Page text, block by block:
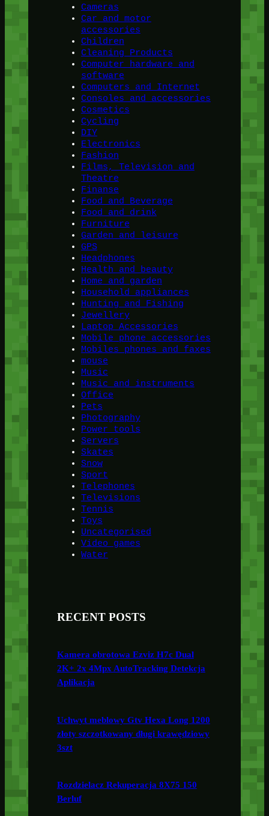
Cameras
Car and motor
accessories
Children
Cleaning Products
Computer hardware and
software
Computers and Internet
Consoles and accessories
Cosmetics
Cycling
DIY
Electronics
Fashion
Films, Television and
Theatre
Finanse
Food and Beverage
Food and drink
Furniture
Garden and leisure
GPS
Headphones
Health and beauty
Home and garden
Household appliances
Hunting and Fishing
Jewellery
Laptop Accessories
Mobile phone accessories
Mobiles phones and faxes
mouse
Music
Music and instruments
Office
Pets
Photography
Power tools
Servers
Skates
Snow
Sport
Telephones
Televisions
Tennis
Toys
Uncategorised
Video games
Water
RECENT POSTS
Kamera obrotowa Ezviz H7c Dual
2K+ 2x 4Mpx AutoTracking Detekcja
Aplikacja
Uchwyt meblowy Gtv Hexa Long 1200
złoty szczotkowany długi krawędziowy
3szt
Rozdzielacz Rekuperacja 8X75 150
Berluf